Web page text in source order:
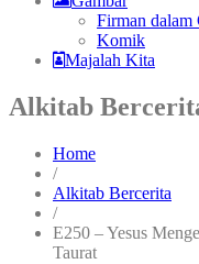
Firman dalam
Komik
Majalah Kita
Alkitab
Home
/
Alkitab Bercerita
/
E250 – Yesus
Taurat